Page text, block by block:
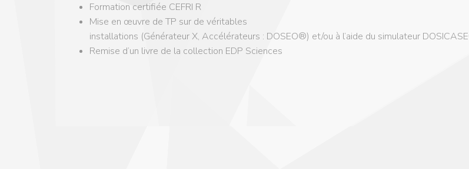
Formation certifiée CEFRI R
Mise en œuvre de TP sur de véritables
installations (Générateur X, Accélérateurs : DOSEO®) et/ou à l’aide du simulateur
Remise d’un livre de la collection EDP Sciences